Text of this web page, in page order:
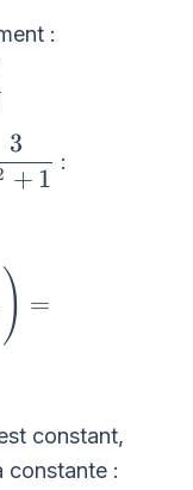
:
+ 1
3
:
) =
constant,
constante :